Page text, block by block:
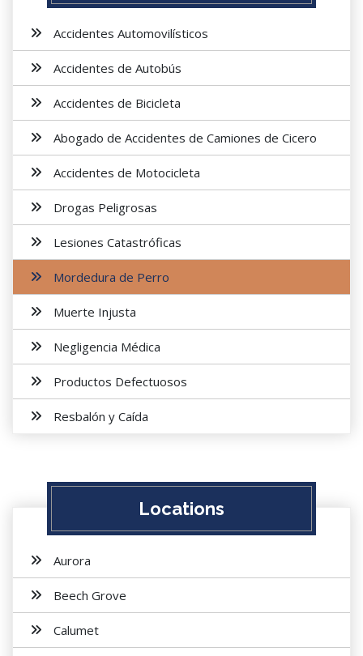
Accidentes Automovilísticos
Accidentes de Autobús
Accidentes de Bicicleta
Abogado de Accidentes de Camiones de Cicero
Accidentes de Motocicleta
Drogas Peligrosas
Lesiones Catastróficas
Mordedura de Perro
Muerte Injusta
Negligencia Médica
Productos Defectuosos
Resbalón y Caída
Locations
Aurora
Beech Grove
Calumet